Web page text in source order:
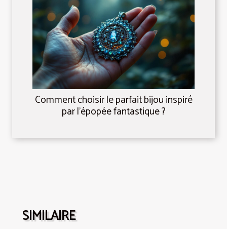
Comment choisir le parfait bijou inspiré
par l'épopée fantastique ?
SIMILAIRE